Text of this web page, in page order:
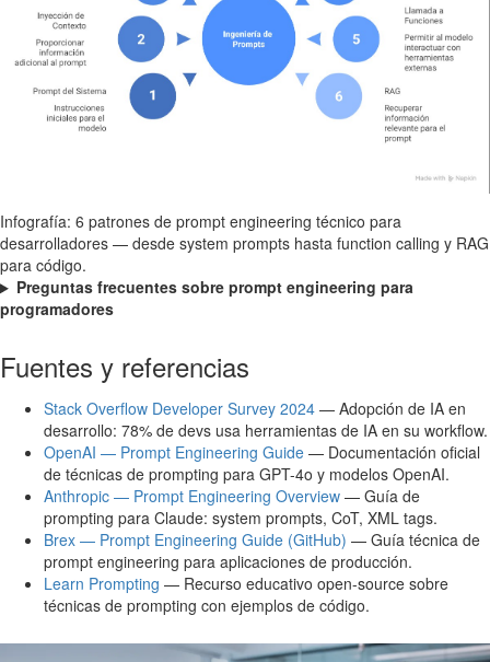
Infografía: 6 patrones de prompt engineering técnico para
desarrolladores — desde system prompts hasta function calling y RAG
para código.
Preguntas frecuentes sobre prompt engineering para
programadores
Fuentes y referencias
Stack Overflow Developer Survey 2024 — Adopción de IA en
desarrollo: 78% de devs usa herramientas de IA en su workflow.
OpenAI — Prompt Engineering Guide — Documentación oficial
de técnicas de prompting para GPT-4o y modelos OpenAI.
Anthropic — Prompt Engineering Overview — Guía de
prompting para Claude: system prompts, CoT, XML tags.
Brex — Prompt Engineering Guide (GitHub) — Guía técnica de
prompt engineering para aplicaciones de producción.
Learn Prompting — Recurso educativo open-source sobre
técnicas de prompting con ejemplos de código.